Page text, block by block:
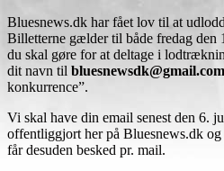
Bluesnews.dk har fået lov til at
Billetterne gælder til både fredag den
du skal gøre for at deltage i
dit navn til bluesnewsdk@gmail.com
konkurrence”.
Vi skal have din email senest den 6.
offentliggjort her på Bluesnews.dk
får desuden besked pr. mail.